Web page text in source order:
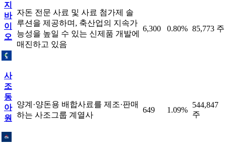
지
바
이
오
자돈 전문 사료 및 사료 첨가제 솔
루션을 제공하며, 축산업의 지속가
능성을 높일 수 있는 신제품 개발에
매진하고 있음
6,300 0.80% 85,773 주
사
조
동
아
원
양계·양돈용 배합사료를 제조·판매
하는 사조그룹 계열사
649 1.09%
544,847
주